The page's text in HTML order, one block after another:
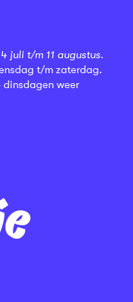
juli t/m 11 augustus.
t/m zaterdag.
weer